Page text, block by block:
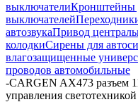
выключателиКронштейны
выключателей
автозвукаПривод
колодкиСирены для
влагозащищенные
проводов автомобильные
-CARGEN AX473 разъем
управления